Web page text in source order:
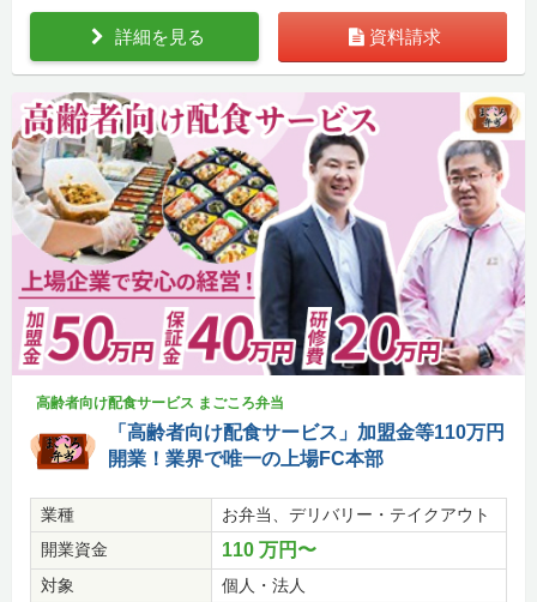
詳細を見る 資料請求
高齢者向け配食サービス まごころ弁当
「高齢者向け配食サービス」加盟金等110万円
開業！業界で唯一の上場FC本部
業種
お弁当、デリバリー・テイクアウト
開業資金
110 万円〜
対象 個人・法人